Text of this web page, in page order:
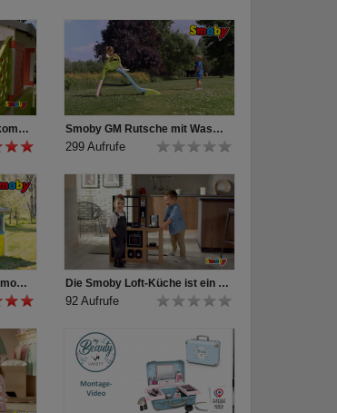
Smoby Spielhäuser - Willkommen und hereinspaziert ♥ Smoby GM Rutsche mit Wasseranschluss
299 Aufrufe
Herzlich willkommen im Smoby Evo Friends Haus! Die Smoby Loft-Küche ist ein Muss für Kinder, die gerne kochen!
92 Aufrufe